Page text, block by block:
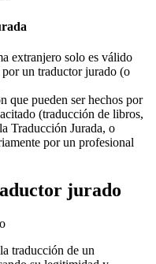
extranjero solo es válido
un traductor jurado (o
que pueden ser hechos por
(traducción de libros,
Traducción Jurada, o
por un profesional
jurado
traducción de un